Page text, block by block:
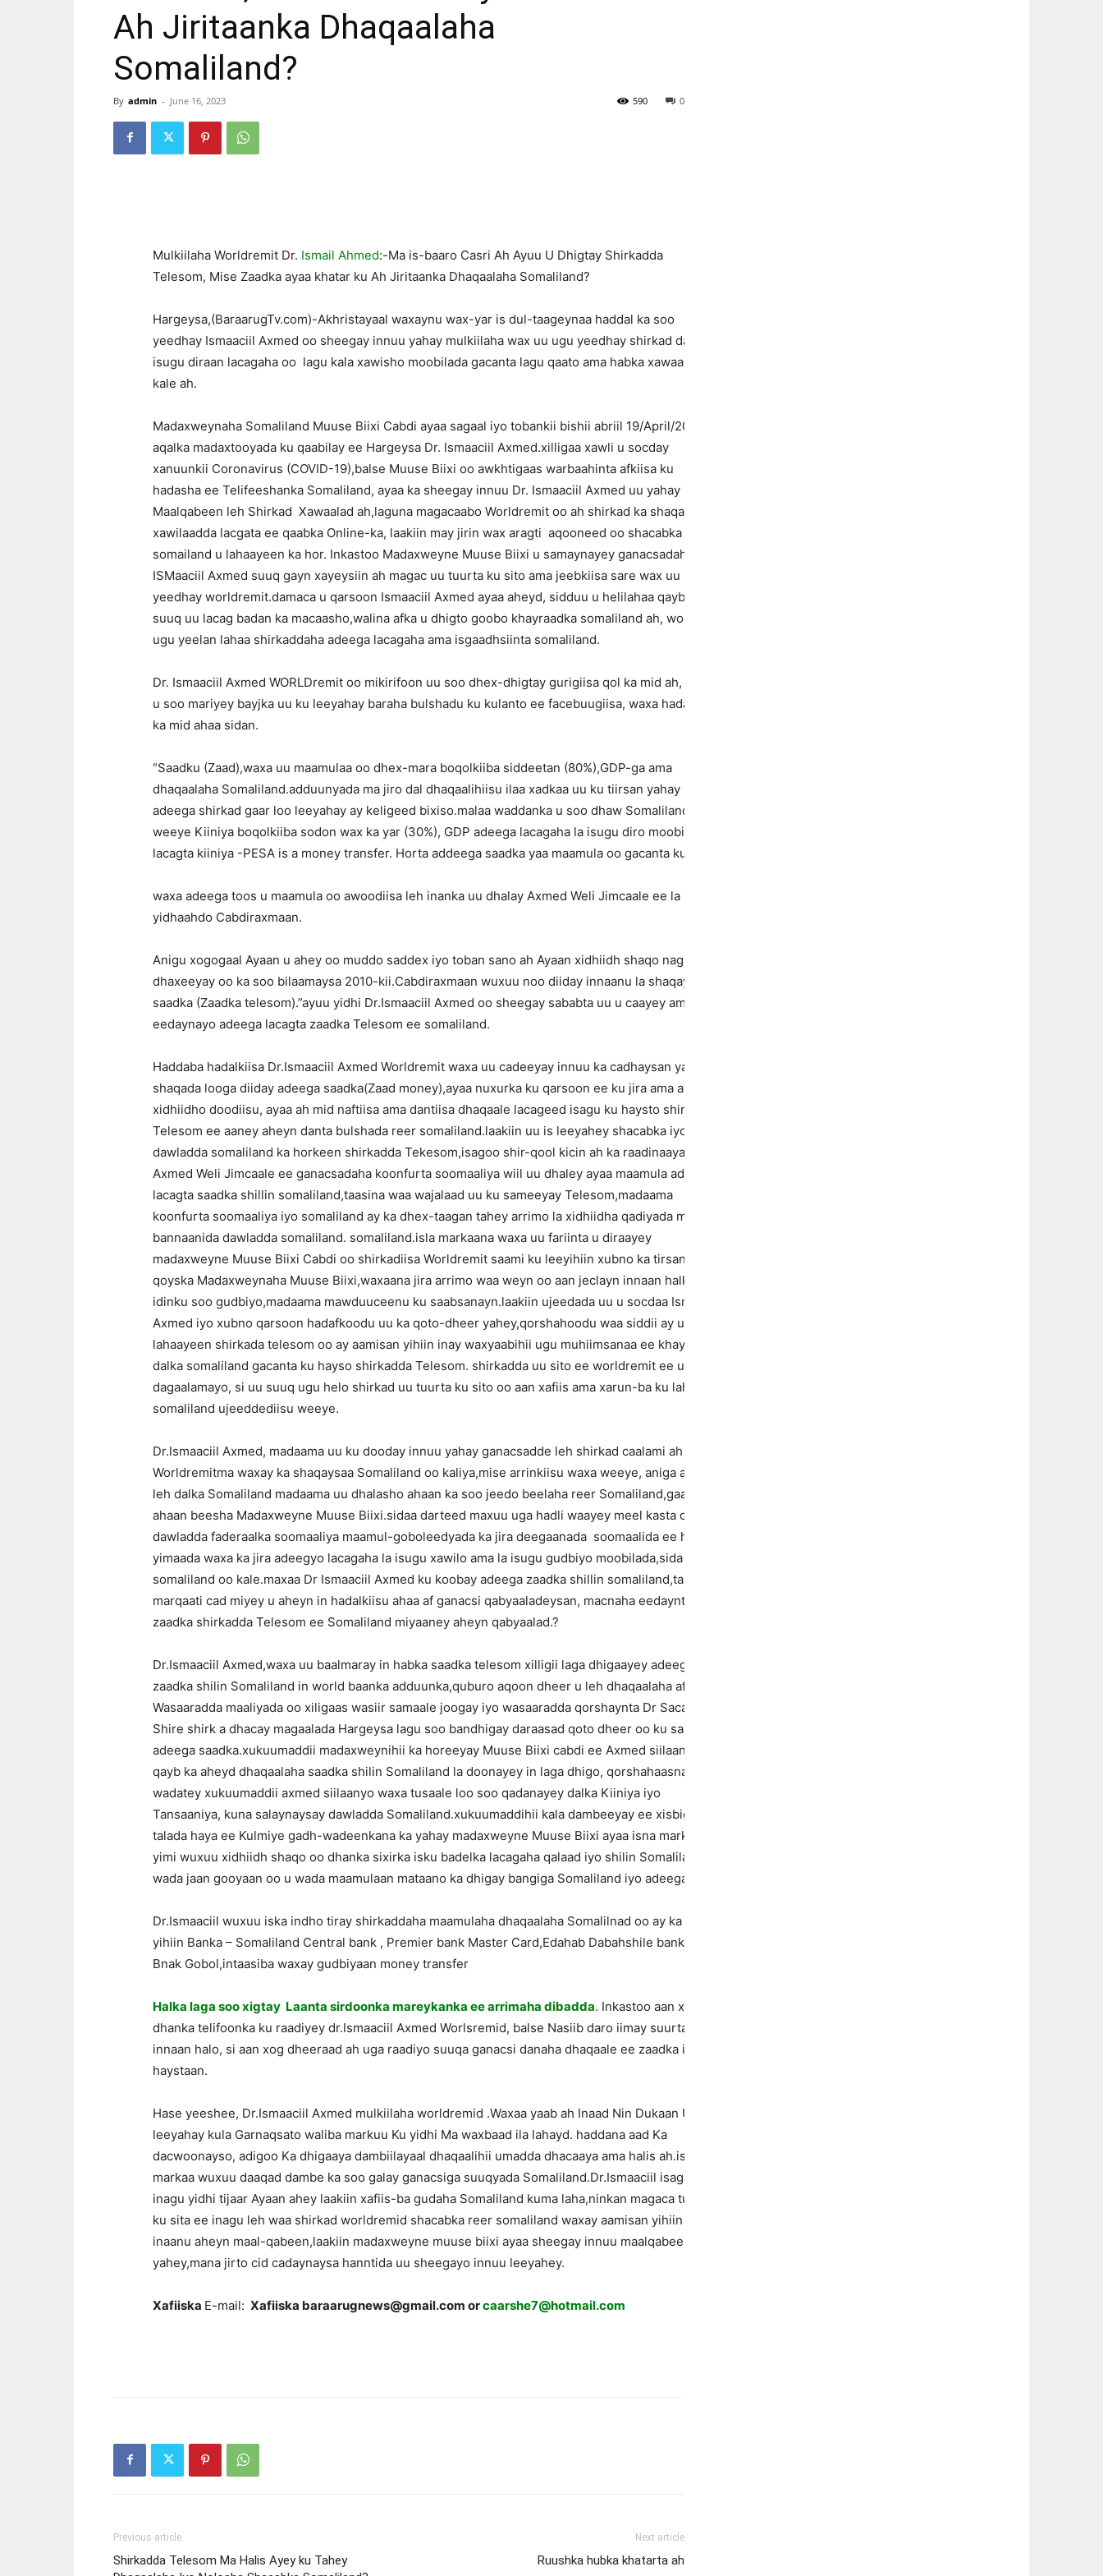
Ah Jiritaanka Dhaqaalaha
Somaliland?
By admin - June 16, 2023 0
590
Mulkiilaha Worldremit Dr. Ismail Ahmed:-Ma is-baaro Casri Ah Ayuu U Dhigtay Shirkadda
Telesom, Mise Zaadka ayaa khatar ku Ah Jiritaanka Dhaqaalaha Somaliland?
Hargeysa,(BaraarugTv.com)-Akhristayaal waxaynu wax-yar is dul-taageynaa haddal ka soo
yeedhay Ismaaciil Axmed oo sheegay innuu yahay mulkiilaha wax uu ugu yeedhay shirkad dadku
isugu diraan lacagaha oo lagu kala xawisho moobilada gacanta lagu qaato ama habka xawaalad oo
kale ah.
Madaxweynaha Somaliland Muuse Biixi Cabdi ayaa sagaal iyo tobankii bishii abriil 19/April/2022-kii
aqalka madaxtooyada ku qaabilay ee Hargeysa Dr. Ismaaciil Axmed.xilligaa xawli u socday
xanuunkii Coronavirus (COVID-19),balse Muuse Biixi oo awkhtigaas warbaahinta afkiisa ku
hadasha ee Telifeeshanka Somaliland, ayaa ka sheegay innuu Dr. Ismaaciil Axmed uu yahay
Maalqabeen leh Shirkad Xawaalad ah,laguna magacaabo Worldremit oo ah shirkad ka shaqaysa
xawilaadda lacgata ee qaabka Online-ka, laakiin may jirin wax aragti aqooneed oo shacabka
somailand u lahaayeen ka hor. Inkastoo Madaxweyne Muuse Biixi u samaynayey ganacsadaha Dr.
ISMaaciil Axmed suuq gayn xayeysiin ah magac uu tuurta ku sito ama jeebkiisa sare wax uu ugu
yeedhay worldremit.damaca u qarsoon Ismaaciil Axmed ayaa aheyd, sidduu u helilahaa qayb ama
suuq uu lacag badan ka macaasho,walina afka u dhigto goobo khayraadka somaliland ah, woodna
ugu yeelan lahaa shirkaddaha adeega lacagaha ama isgaadhsiinta somaliland.
Dr. Ismaaciil Axmed WORLDremit oo mikirifoon uu soo dhex-dhigtay gurigiisa qol ka mid ah, hadal
u soo mariyey bayjka uu ku leeyahay baraha bulshadu ku kulanto ee facebuugiisa, waxa hadalkiisii
ka mid ahaa sidan.
“Saadku (Zaad),waxa uu maamulaa oo dhex-mara boqolkiiba siddeetan (80%),GDP-ga ama
dhaqaalaha Somaliland.adduunyada ma jiro dal dhaqaalihiisu ilaa xadkaa uu ku tiirsan yahay
adeega shirkad gaar loo leeyahay ay keligeed bixiso.malaa waddanka u soo dhaw Somaliland waxa
weeye Kiiniya boqolkiiba sodon wax ka yar (30%), GDP adeega lacagaha la isugu diro moobilada
lacagta kiiniya -PESA is a money transfer. Horta addeega saadka yaa maamula oo gacanta ku haya?
waxa adeega toos u maamula oo awoodiisa leh inanka uu dhalay Axmed Weli Jimcaale ee la
yidhaahdo Cabdiraxmaan.
Anigu xogogaal Ayaan u ahey oo muddo saddex iyo toban sano ah Ayaan xidhiidh shaqo naga
dhaxeeyay oo ka soo bilaamaysa 2010-kii.Cabdiraxmaan wuxuu noo diiday innaanu la shaqayno
saadka (Zaadka telesom).”ayuu yidhi Dr.Ismaaciil Axmed oo sheegay sababta uu u caayey ama u
eedaynayo adeega lacagta zaadka Telesom ee somaliland.
Haddaba hadalkiisa Dr.Ismaaciil Axmed Worldremit waxa uu cadeeyay innuu ka cadhaysan yahey
shaqada looga diiday adeega saadka(Zaad money),ayaa nuxurka ku qarsoon ee ku jira ama ay la
xidhiidho doodiisu, ayaa ah mid naftiisa ama dantiisa dhaqaale lacageed isagu ku haysto shirkadda
Telesom ee aaney aheyn danta bulshada reer somaliland.laakiin uu is leeyahey shacabka iyo
dawladda somaliland ka horkeen shirkadda Tekesom,isagoo shir-qool kicin ah ka raadinaaya
Axmed Weli Jimcaale ee ganacsadaha koonfurta soomaaliya wiil uu dhaley ayaa maamula adeega
lacagta saadka shillin somaliland,taasina waa wajalaad uu ku sameeyay Telesom,madaama
koonfurta soomaaliya iyo somaliland ay ka dhex-taagan tahey arrimo la xidhiidha qadiyada madax-
bannaanida dawladda somaliland. somaliland.isla markaana waxa uu fariinta u diraayey
madaxweyne Muuse Biixi Cabdi oo shirkadiisa Worldremit saami ku leeyihiin xubno ka tirsan
qoyska Madaxweynaha Muuse Biixi,waxaana jira arrimo waa weyn oo aan jeclayn innaan halkan
idinku soo gudbiyo,madaama mawduuceenu ku saabsanayn.laakiin ujeedada uu u socdaa Ismaaciil
Axmed iyo xubno qarsoon hadafkoodu uu ka qoto-dheer yahey,qorshahoodu waa siddii ay u wiiqi
lahaayeen shirkada telesom oo ay aamisan yihiin inay waxyaabihii ugu muhiimsanaa ee khayraadka
dalka somaliland gacanta ku hayso shirkadda Telesom. shirkadda uu sito ee worldremit ee uu u
dagaalamayo, si uu suuq ugu helo shirkad uu tuurta ku sito oo aan xafiis ama xarun-ba ku laheyn
somaliland ujeeddediisu weeye.
Dr.Ismaaciil Axmed, madaama uu ku dooday innuu yahay ganacsadde leh shirkad caalami ah
Worldremitma waxay ka shaqaysaa Somaliland oo kaliya,mise arrinkiisu waxa weeye, aniga ayaa
leh dalka Somaliland madaama uu dhalasho ahaan ka soo jeedo beelaha reer Somaliland,gaar
ahaan beesha Madaxweyne Muuse Biixi.sidaa darteed maxuu uga hadli waayey meel kasta oo
dawladda faderaalka soomaaliya maamul-goboleedyada ka jira deegaanada soomaalida ee hoos
yimaada waxa ka jira adeegyo lacagaha la isugu xawilo ama la isugu gudbiyo moobilada,sida
somaliland oo kale.maxaa Dr Ismaaciil Axmed ku koobay adeega zaadka shillin somaliland,taasi
marqaati cad miyey u aheyn in hadalkiisu ahaa af ganacsi qabyaaladeysan, macnaha eedayntiisa
zaadka shirkadda Telesom ee Somaliland miyaaney aheyn qabyaalad.?
Dr.Ismaaciil Axmed,waxa uu baalmaray in habka saadka telesom xilligii laga dhigaayey adeegka
zaadka shilin Somaliland in world baanka adduunka,quburo aqoon dheer u leh dhaqaalaha afrika,
Wasaaradda maaliyada oo xiligaas wasiir samaale joogay iyo wasaaradda qorshaynta Dr Sacad cali
Shire shirk a dhacay magaalada Hargeysa lagu soo bandhigay daraasad qoto dheer oo ku saabsan
adeega saadka.xukuumaddii madaxweynihii ka horeeyay Muuse Biixi cabdi ee Axmed siilaanyo oo
qayb ka aheyd dhaqaalaha saadka shilin Somaliland la doonayey in laga dhigo, qorshahaasna waxa
wadatey xukuumaddii axmed siilaanyo waxa tusaale loo soo qadanayey dalka Kiiniya iyo
Tansaaniya, kuna salaynaysay dawladda Somaliland.xukuumaddihii kala dambeeyay ee xisbiga
talada haya ee Kulmiye gadh-wadeenkana ka yahay madaxweyne Muuse Biixi ayaa isna markuu
yimi wuxuu xidhiidh shaqo oo dhanka sixirka isku badelka lacagaha qalaad iyo shilin Somaliland u
wada jaan gooyaan oo u wada maamulaan mataano ka dhigay bangiga Somaliland iyo adeega zaad.
Dr.Ismaaciil wuxuu iska indho tiray shirkaddaha maamulaha dhaqaalaha Somalilnad oo ay ka mid
yihiin Banka – Somaliland Central bank , Premier bank Master Card,Edahab Dabahshile bank, Amal
Bnak Gobol,intaasiba waxay gudbiyaan money transfer
Halka laga soo xigtay Laanta sirdoonka mareykanka ee arrimaha dibadda. Inkastoo aan xidhiidh
dhanka telifoonka ku raadiyey dr.Ismaaciil Axmed Worlsremid, balse Nasiib daro iimay suurta galin
innaan halo, si aan xog dheeraad ah uga raadiyo suuqa ganacsi danaha dhaqaale ee zaadka isku
haystaan.
Hase yeeshee, Dr.Ismaaciil Axmed mulkiilaha worldremid .Waxaa yaab ah Inaad Nin Dukaan Uu
leeyahay kula Garnaqsato waliba markuu Ku yidhi Ma waxbaad ila lahayd. haddana aad Ka
dacwoonayso, adigoo Ka dhigaaya dambiilayaal dhaqaalihii umadda dhacaaya ama halis ah.isla
markaa wuxuu daaqad dambe ka soo galay ganacsiga suuqyada Somaliland.Dr.Ismaaciil isaga ayaa
inagu yidhi tijaar Ayaan ahey laakiin xafiis-ba gudaha Somaliland kuma laha,ninkan magaca tuurta
ku sita ee inagu leh waa shirkad worldremid shacabka reer somaliland waxay aamisan yihiin
inaanu aheyn maal-qabeen,laakiin madaxweyne muuse biixi ayaa sheegay innuu maalqabeen
yahey,mana jirto cid cadaynaysa hanntida uu sheegayo innuu leeyahey.
Xafiiska E-mail: Xafiiska baraarugnews@gmail.com orcaarshe7@hotmail.com
Previous article
Shirkadda Telesom Ma Halis Ayey ku Tahey
Next article
Ruushka hubka khatarta ah